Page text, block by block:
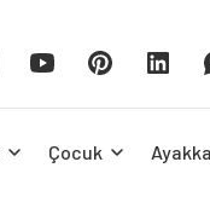
Çocuk